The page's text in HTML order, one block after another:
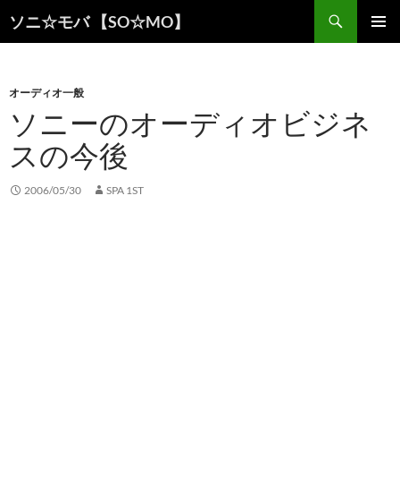
ソニ☆モバ 【SO☆MO】
索
ン
ツ
へ
ス
キ
ッ
オーディオ一般
ソニーのオーディオビジネ
スの今後
2006/05/30 SPA 1ST